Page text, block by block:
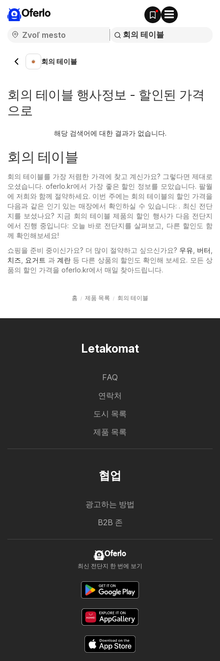
Oferlo
회의 테이블
회의 테이블 행사정보 - 할인된 가격
으로
해당 검색어에 대한 결과가 없습니다.
회의 테이블
회의 테이블를 가장 저렴한 가격에 찾고 계신가요? 그렇다면 제대로
오셨습니다. oferlo.kr에서 가장 좋은 할인 정보를 모았습니다. 팔월
에 저희와 함께 절약하세요. 이번 주에는 회의 테이블의 할인 가격을
다음과 같은 인기 있는매장에서 확인하실 수 있습니다: . 최신 전단
지를 보셨나요? 지금 회의 테이블 제품의 할인 행사가 다음 전단지
에서 진행 중입니다: 오늘 바로 전단지를 살펴보고, 다른 할인도 함
께 확인해보세요!
쇼핑을 준비 중이신가요? 더 많이 절약하고 싶으신가요? 우유 버터
치즈
요거트 과 계란등 다른 상품의 할인도 확인해 보세요. 모든 상
품의 할인 가격을 oferlo.kr에서 매일 찾아드립니다.
홈 제품 목록 회의 테이블
Letakomat
FAQ
연락처
도시 목록
제품 목록
협업
광고하는 방법
B2B 존
Oferlo
최신 전단지 한 번에 보기